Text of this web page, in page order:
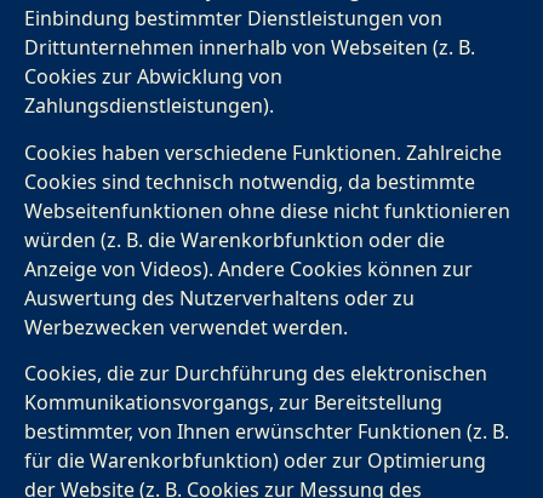
Einbindung bestimmter Dienstleistungen von
Drittunternehmen innerhalb von Webseiten (z. B.
Cookies zur Abwicklung von
Zahlungsdienstleistungen).
Cookies haben verschiedene Funktionen. Zahlreiche
Cookies sind technisch notwendig, da bestimmte
Webseitenfunktionen ohne diese nicht funktionieren
würden (z. B. die Warenkorbfunktion oder die
Anzeige von Videos). Andere Cookies können zur
Auswertung des Nutzerverhaltens oder zu
Werbezwecken verwendet werden.
Cookies, die zur Durchführung des elektronischen
Kommunikationsvorgangs, zur Bereitstellung
bestimmter, von Ihnen erwünschter Funktionen (z. B.
für die Warenkorbfunktion) oder zur Optimierung
der Website (z. B. Cookies zur Messung des